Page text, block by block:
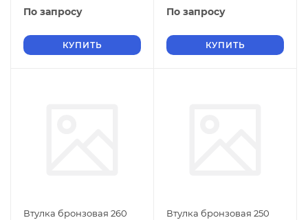
По запросу
КУПИТЬ
По запросу
КУПИТЬ
Втулка бронзовая 260
Втулка бронзовая 250